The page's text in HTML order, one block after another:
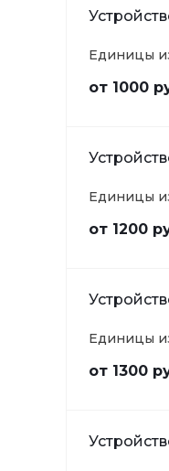
Единицы
от 1000
Единицы
от 1200
Единицы
от 1300